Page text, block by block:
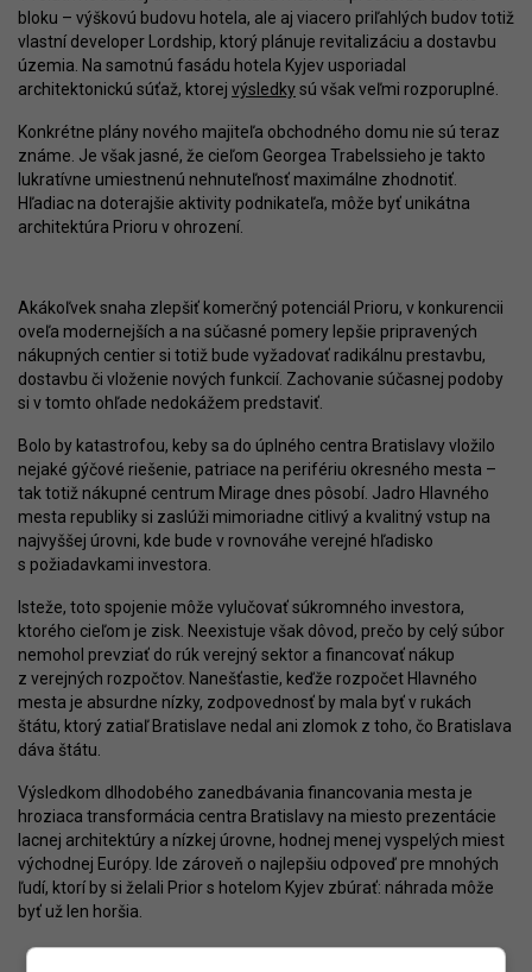
bloku – výškovú budovu hotela, ale aj viacero priľahlých budov totiž
vlastní developer Lordship, ktorý plánuje revitalizáciu a dostavbu
územia. Na samotnú fasádu hotela Kyjev usporiadal
architektonickú súťaž, ktorej výsledkysú však veľmi rozporuplné.
Konkrétne plány nového majiteľa obchodného domu nie sú teraz
známe. Je však jasné, že cieľom Georgea Trabelssieho je takto
lukratívne umiestnenú nehnuteľnosť maximálne zhodnotiť.
Hľadiac na doterajšie aktivity podnikateľa, môže byť unikátna
architektúra Prioru v ohrození.
Akákoľvek snaha zlepšiť komerčný potenciál Prioru, v konkurencii
oveľa modernejších a na súčasné pomery lepšie pripravených
nákupných centier si totiž bude vyžadovať radikálnu prestavbu,
dostavbu či vloženie nových funkcií. Zachovanie súčasnej podoby
si v tomto ohľade nedokážem predstaviť.
Bolo by katastrofou, keby sa do úplného centra Bratislavy vložilo
nejaké gýčové riešenie, patriace na perifériu okresného mesta –
tak totiž nákupné centrum Mirage dnes pôsobí. Jadro Hlavného
mesta republiky si zaslúži mimoriadne citlivý a kvalitný vstup na
najvyššej úrovni, kde bude v rovnováhe verejné hľadisko
s požiadavkami investora.
Isteže, toto spojenie môže vylučovať súkromného investora,
ktorého cieľom je zisk. Neexistuje však dôvod, prečo by celý súbor
nemohol prevziať do rúk verejný sektor a financovať nákup
z verejných rozpočtov. Nanešťastie, keďže rozpočet Hlavného
mesta je absurdne nízky, zodpovednosť by mala byť v rukách
štátu, ktorý zatiaľ Bratislave nedal ani zlomok z toho, čo Bratislava
dáva štátu.
Výsledkom dlhodobého zanedbávania financovania mesta je
hroziaca transformácia centra Bratislavy na miesto prezentácie
lacnej architektúry a nízkej úrovne, hodnej menej vyspelých miest
východnej Európy. Ide zároveň o najlepšiu odpoveď pre mnohých
ľudí, ktorí by si želali Prior s hotelom Kyjev zbúrať: náhrada môže
byť už len horšia.